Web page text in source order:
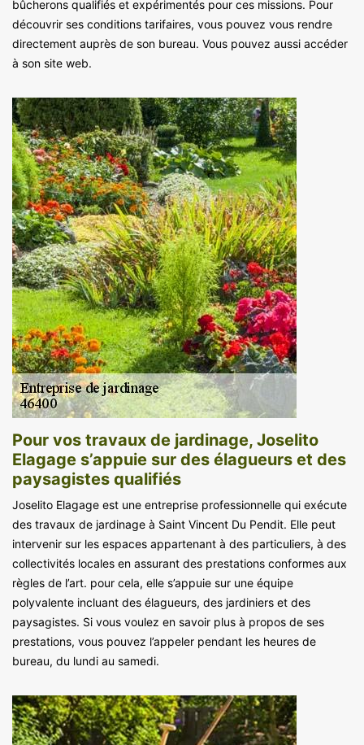
bûcherons qualifiés et expérimentés pour ces missions. Pour
découvrir ses conditions tarifaires, vous pouvez vous rendre
directement auprès de son bureau. Vous pouvez aussi accéder
à son site web.
Pour vos travaux de jardinage, Joselito
Elagage s’appuie sur des élagueurs et des
paysagistes qualifiés
Joselito Elagage est une entreprise professionnelle qui exécute
des travaux de jardinage à Saint Vincent Du Pendit. Elle peut
intervenir sur les espaces appartenant à des particuliers, à des
collectivités locales en assurant des prestations conformes aux
règles de l’art. pour cela, elle s’appuie sur une équipe
polyvalente incluant des élagueurs, des jardiniers et des
paysagistes. Si vous voulez en savoir plus à propos de ses
prestations, vous pouvez l’appeler pendant les heures de
bureau, du lundi au samedi.